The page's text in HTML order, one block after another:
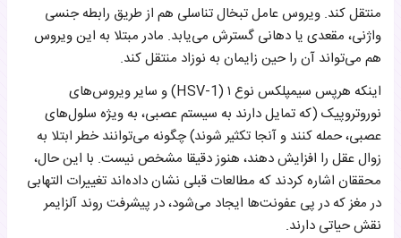
منتقل کند. ویروس عامل تبخال تناسلی هم از طریق رابطه جنسی
واژنی، مقعدی یا دهانی گسترش می‌یابد. مادر مبتلا به این ویروس
هم می‌تواند آن را حین زایمان به نوزاد منتقل کند.
اینکه هرپس سیمپلکس نوع ۱ (HSV-1) و سایر ویروس‌های
نوروتروپیک (که تمایل دارند به سیستم عصبی، به ویژه سلول‌های
عصبی، حمله کنند و آنجا تکثیر شوند) چگونه می‌توانند خطر ابتلا به
زوال عقل را افزایش دهند، هنوز دقیقا مشخص نیست. با این حال،
محققان اشاره کردند که مطالعات قبلی نشان داده‌اند تغییرات التهابی
در مغز که در پی عفونت‌ها ایجاد می‌شود، در پیشرفت روند آلزایمر
نقش حیاتی دارند.